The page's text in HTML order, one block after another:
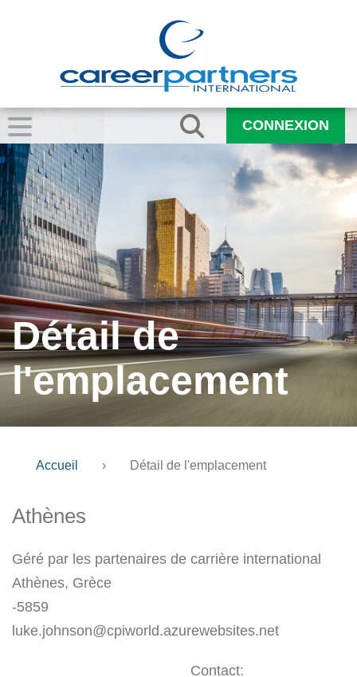
CONNEXION
Détail de
l'emplacement
Accueil › Détail de l'emplacement
Athènes
Géré par les partenaires de carrière international
Athènes, Grèce
-5859
luke.johnson@cpiworld.azurewebsites.net
Contact: